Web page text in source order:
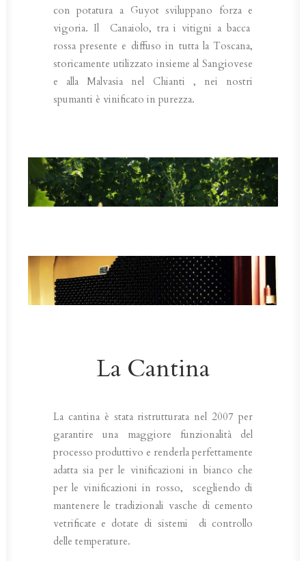
con potatura a Guyot sviluppano forza e
vigoria. Il Canaiolo, tra i vitigni a bacca
rossa presente e diffuso in tutta la Toscana,
storicamente utilizzato insieme al Sangiovese
e alla Malvasia nel Chianti , nei nostri
spumanti è vinificato in purezza.
La Cantina
La cantina è stata ristrutturata nel 2007 per
garantire una maggiore funzionalità del
processo produttivo e renderla perfettamente
adatta sia per le vinificazioni in bianco che
per le vinificazioni in rosso, scegliendo di
mantenere le tradizionali vasche di cemento
vetrificate e dotate di sistemi di controllo
delle temperature.